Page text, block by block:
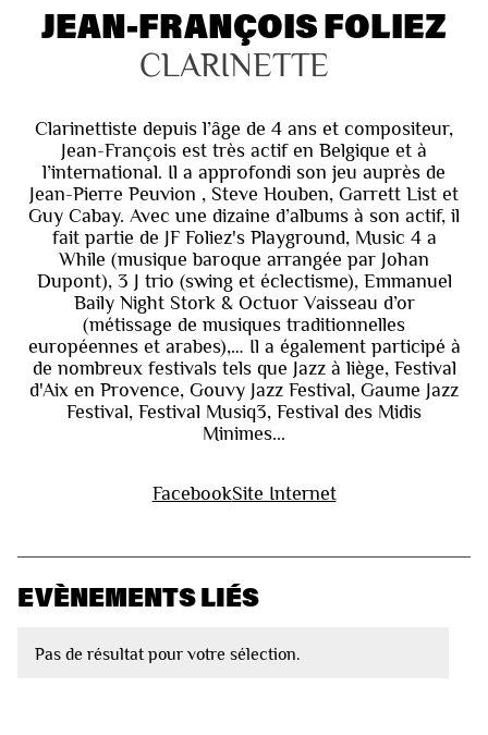
JEAN-FRANÇOIS FOLIEZ
CLARINETTE
Clarinettiste depuis l’âge de 4 ans et compositeur,
Jean-François est très actif en Belgique et à
l’international. Il a approfondi son jeu auprès de
Jean-Pierre Peuvion , Steve Houben, Garrett List et
Guy Cabay. Avec une dizaine d’albums à son actif, il
fait partie de JF Foliez's Playground, Music 4 a
While (musique baroque arrangée par Johan
Dupont), 3 J trio (swing et éclectisme), Emmanuel
Baily Night Stork & Octuor Vaisseau d’or
(métissage de musiques traditionnelles
européennes et arabes),… Il a également participé à
de nombreux festivals tels que Jazz à liège, Festival
d'Aix en Provence, Gouvy Jazz Festival, Gaume Jazz
Festival, Festival Musiq3, Festival des Midis
Minimes...
FacebookSite Internet
EVÈNEMENTS LIÉS
Pas de résultat pour votre sélection.